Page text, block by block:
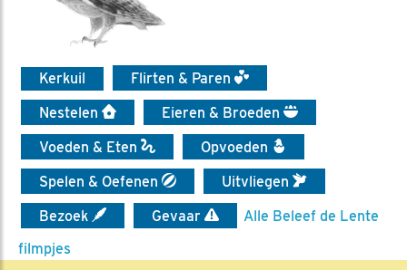
Kerkuil
Flirten & Paren
Nestelen
Eieren & Broeden
Voeden & Eten
Opvoeden
Spelen & Oefenen
Uitvliegen
Bezoek
Gevaar
Alle Beleef de Lente
filmpjes